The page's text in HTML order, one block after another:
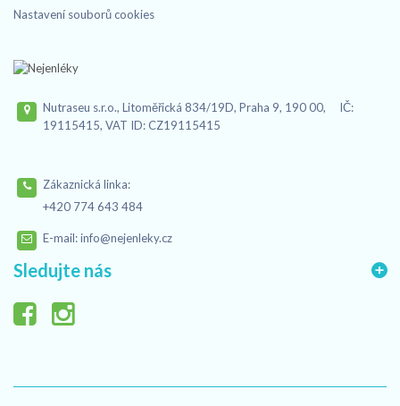
Nastavení souborů cookies
Nutraseu s.r.o., Litoměřická 834/19D, Praha 9, 190 00, IČ:
19115415, VAT ID: CZ19115415
Zákaznická linka:
+420 774 643 484
E-mail:info@nejenleky.cz
Sledujte nás